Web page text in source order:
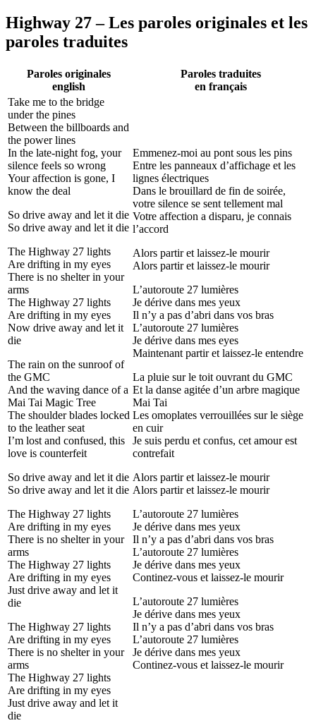
Highway 27 – Les paroles originales et les
paroles traduites
Paroles originales
english
Paroles traduites
en français
Take me to the bridge
under the pines
Between the billboards and
the power lines
In the late-night fog, your
silence feels so wrong
Your affection is gone, I
know the deal
So drive away and let it die
So drive away and let it die
The Highway 27 lights
Are drifting in my eyes
There is no shelter in your
arms
The Highway 27 lights
Are drifting in my еyes
Now drive away and let it
diе
The rain on the sunroof of
the GMC
And the waving dance of a
Mai Tai Magic Tree
The shoulder blades locked
to the leather seat
I’m lost and confused, this
love is counterfeit
So drive away and let it die
So drive away and let it die
The Highway 27 lights
Are drifting in my eyes
There is no shelter in your
arms
The Highway 27 lights
Are drifting in my eyes
Just drive away and let it
die
The Highway 27 lights
Are drifting in my eyes
There is no shelter in your
arms
The Highway 27 lights
Are drifting in my eyes
Just drive away and let it
die
Emmenez-moi au pont sous les pins
Entre les panneaux d’affichage et les
lignes électriques
Dans le brouillard de fin de soirée,
votre silence se sent tellement mal
Votre affection a disparu, je connais
l’accord
Alors partir et laissez-le mourir
Alors partir et laissez-le mourir
L’autoroute 27 lumières
Je dérive dans mes yeux
Il n’y a pas d’abri dans vos bras
L’autoroute 27 lumières
Je dérive dans mes еyes
Maintenant partir et laissez-le entendre
La pluie sur le toit ouvrant du GMC
Et la danse agitée d’un arbre magique
Mai Tai
Les omoplates verrouillées sur le siège
en cuir
Je suis perdu et confus, cet amour est
contrefait
Alors partir et laissez-le mourir
Alors partir et laissez-le mourir
L’autoroute 27 lumières
Je dérive dans mes yeux
Il n’y a pas d’abri dans vos bras
L’autoroute 27 lumières
Je dérive dans mes yeux
Continez-vous et laissez-le mourir
L’autoroute 27 lumières
Je dérive dans mes yeux
Il n’y a pas d’abri dans vos bras
L’autoroute 27 lumières
Je dérive dans mes yeux
Continez-vous et laissez-le mourir